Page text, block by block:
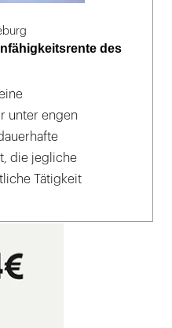
des
unter engen
die jegliche
Tätigkeit